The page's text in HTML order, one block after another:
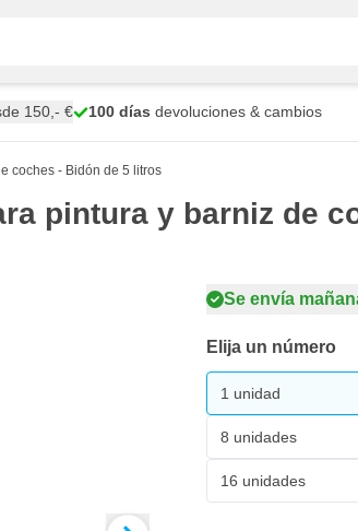
150,- € 100 días devoluciones & cambios
coches - Bidón de 5 litros
pintura y barniz de
Se envía
Elija un número
1 unidad
8 unidades
16 unidades